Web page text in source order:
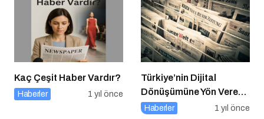
Kaç Çeşit Haber Vardır?
Haberler 1 yıl önce
Türkiye’nin Dijital
Dönüşümüne Yön Veren
15 Platform
Haberler 1 yıl önce